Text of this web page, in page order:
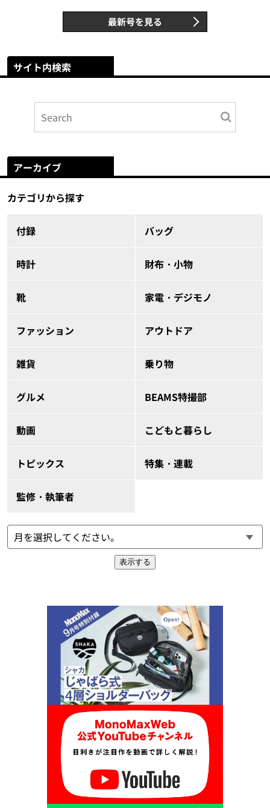
最新号を見る
サイト内検索
アーカイブ
カテゴリから探す
付録 バッグ
時計 財布・小物
靴 家電・デジモノ
ファッション アウトドア
雑貨 乗り物
グルメ BEAMS特撮部
動画 こどもと暮らし
トピックス 特集・連載
監修・執筆者
表示する